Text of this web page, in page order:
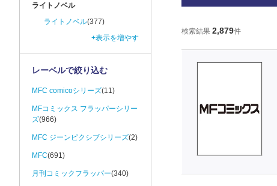
検索結果 2,879件
ライトノベル
ライトノベル(377)
+表示を増やす
レーベルで絞り込む
MFC comicoシリーズ(11)
MFコミックス フラッパーシリー
ズ(966)
MFC ジーンピクシブシリーズ(2)
MFC(691)
月刊コミックフラッパー(340)